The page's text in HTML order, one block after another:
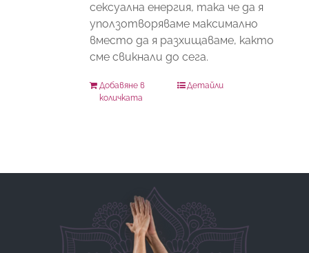
сексуална енергия, така че да я
уползотворяваме максимално
вместо да я разхищаваме, както
сме свикнали до сега.
Добавяне в
количката
Детайли